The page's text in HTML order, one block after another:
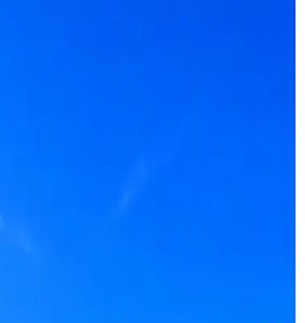
с Эйч